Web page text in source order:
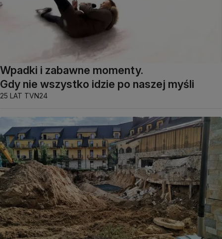
Wpadki i zabawne momenty.
Gdy nie wszystko idzie po naszej myśli
25 LAT TVN24